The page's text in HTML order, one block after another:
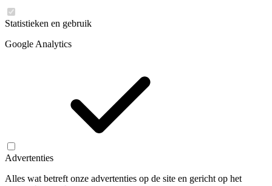
Statistieken en gebruik
Google Analytics
Advertenties
Alles wat betreft onze advertenties op de site en gericht op het